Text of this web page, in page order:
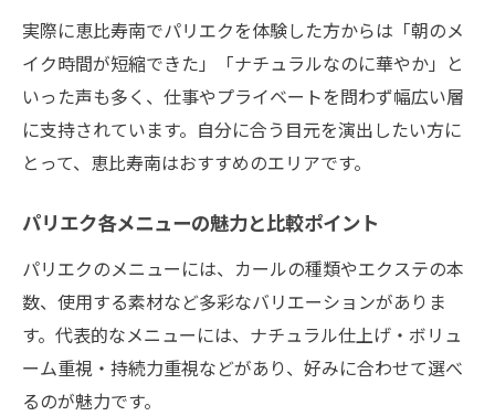
実際に恵比寿南でパリエクを体験した方からは「朝のメ
イク時間が短縮できた」「ナチュラルなのに華やか」と
いった声も多く、仕事やプライベートを問わず幅広い層
に支持されています。自分に合う目元を演出したい方に
とって、恵比寿南はおすすめのエリアです。
パリエク各メニューの魅力と比較ポイント
パリエクのメニューには、カールの種類やエクステの本
数、使用する素材など多彩なバリエーションがありま
す。代表的なメニューには、ナチュラル仕上げ・ボリュ
ーム重視・持続力重視などがあり、好みに合わせて選べ
るのが魅力です。